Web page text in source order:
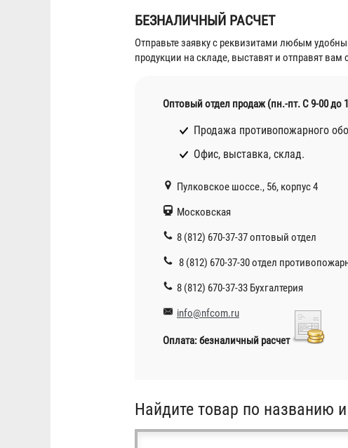
БЕЗНАЛИЧНЫЙ РАСЧЕТ
Отправьте заявку с реквизитами любым
продукции на складе, выставят и отправят вам
Оптовый отдел продаж (пн.-пт. С 9-00 до
Продажа противопожарного
Офис, выставка, склад.
Пулковское шоссе., 56, корпус 4
Московская
8 (812) 670-37-37 оптовый отдел
8 (812) 670-37-30 отдел
8 (812) 670-37-33 Бухгалтерия
info@nfcom.ru
Оплата: безналичный расчет
Найдите товар по названию